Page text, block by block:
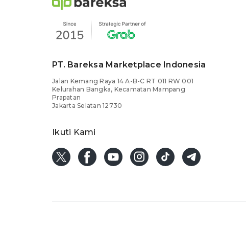
PT. Bareksa Marketplace Indonesia
Jalan Kemang Raya 14 A-B-C RT 011 RW 001
Kelurahan Bangka, Kecamatan Mampang
Prapatan
Jakarta Selatan 12730
Ikuti Kami